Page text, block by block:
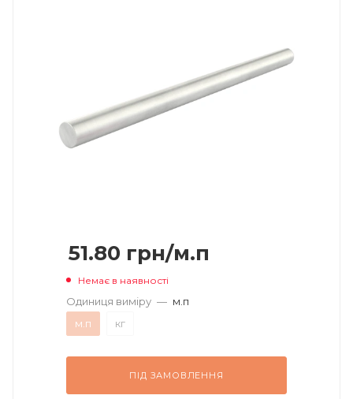
51.80 грн/м.п
Немає в наявності
Одиниця виміру — м.п
м.п
кг
ПІД ЗАМОВЛЕННЯ